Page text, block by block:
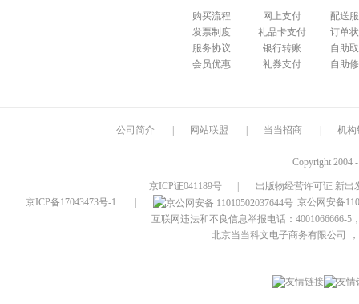
购买流程
发票制度
服务协议
会员优惠
网上支付
礼品卡支付
银行转账
礼券支付
配送
订单
自助
自助
公司简介 网站联盟 当当招商 机构
Copyright 2004
京ICP证041189号
出版物经营许可证 新出
京ICP备17043473号-1
京公网安备
互联网违法和不良信息举报电话：4001066666-5
北京当当科文电子商务有限公司